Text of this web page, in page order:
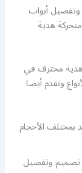
أبواب
هدية
محترف في
ونقدم أيضا
الأحجام
تصميم وتفصيل